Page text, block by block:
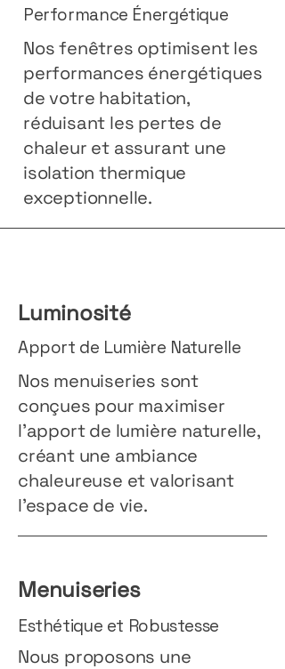
Performance Énergétique
Nos fenêtres optimisent les
performances énergétiques
de votre habitation,
réduisant les pertes de
chaleur et assurant une
isolation thermique
exceptionnelle.
Luminosité
Apport de Lumière Naturelle
Nos menuiseries sont
conçues pour maximiser
l’apport de lumière naturelle,
créant une ambiance
chaleureuse et valorisant
l'espace de vie.
Menuiseries
Esthétique et Robustesse
Nous proposons une